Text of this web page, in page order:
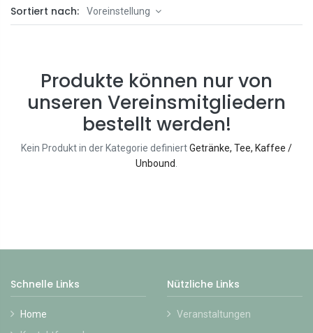
Sortiert nach: Voreinstellung
Produkte können nur von
unseren Vereinsmitgliedern
bestellt werden!
Kein Produkt in der Kategorie definiertGetränke, Tee, Kaffee /
Unbound
Schnelle Links
Home
Nützliche Links
Veranstaltungen